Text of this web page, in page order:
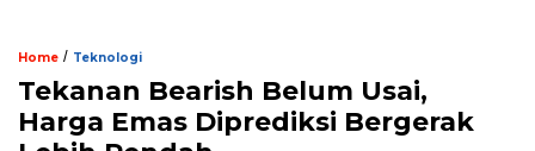
Home / Teknologi
Tekanan Bearish Belum Usai,
Harga Emas Diprediksi Bergerak